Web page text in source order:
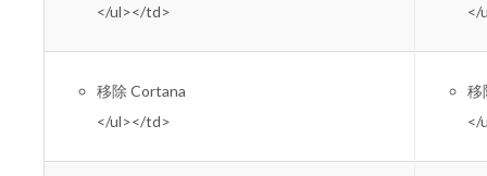
</ul></td>
</
移除 Cortana
</ul></td>
移
</